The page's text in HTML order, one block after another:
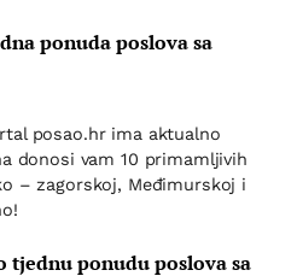
ponuda poslova sa
posao.hr ima aktualno
donosi vam 10 primamljivih
– zagorskoj, Međimurskoj i
tjednu ponudu poslova sa